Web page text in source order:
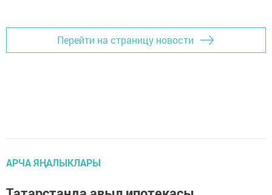
Перейти на страницу новости
АРЧА ЯҢАЛЫКЛАРЫ